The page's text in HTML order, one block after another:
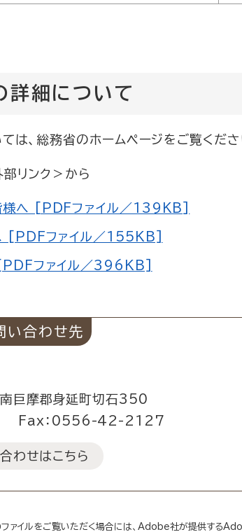
詳細について
、総務省のホームページをご覧くださ
部リンク＞ から
様へ [PDFファイル／139KB]
[PDFファイル／155KB]
ファイル／396KB]
い合わせ先
巨摩郡身延町切石350
Fax：0556-42-2127
わせはこちら
ァイルをご覧いただく場合には、Adobe社が提供する